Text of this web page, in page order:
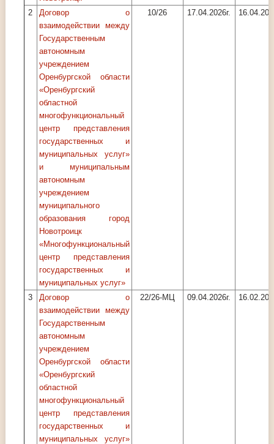
2
Договор о
взаимодействии между
Государственным
автономным
учреждением
Оренбургской области
«Оренбургский
областной
многофункциональный
центр представления
государственных и
муниципальных услуг»
и муниципальным
автономным
учреждением
муниципального
образования город
Новотроицк
«Многофункциональный
центр представления
государственных и
муниципальных услуг»
10/26 17.04.2026г.
3
Договор о
взаимодействии между
Государственным
автономным
учреждением
Оренбургской области
«Оренбургский
областной
многофункциональный
центр представления
государственных и
муниципальных услуг»
22/26-МЦ 09.04.2026г.